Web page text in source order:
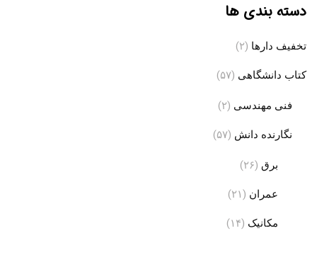
دسته بندی ها
تخفیف دارها (۲)
کتاب دانشگاهی (۵۷)
فنی مهندسی (۲)
نگارنده دانش (۵۷)
برق (۲۶)
عمران (۲۱)
مکانیک (۱۴)